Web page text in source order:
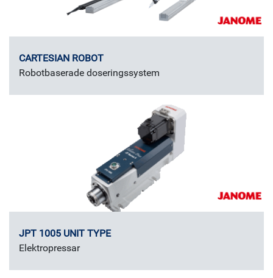
CARTESIAN ROBOT
Robotbaserade doseringssystem
JPT 1005 UNIT TYPE
Elektropressar